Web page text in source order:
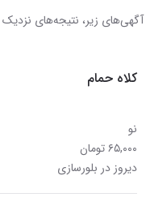
آگهی‌های زیر، نتیجه‌های
کلاه حمام
نو
۶۵,۰۰۰ تومان
دیروز در بلورسازی